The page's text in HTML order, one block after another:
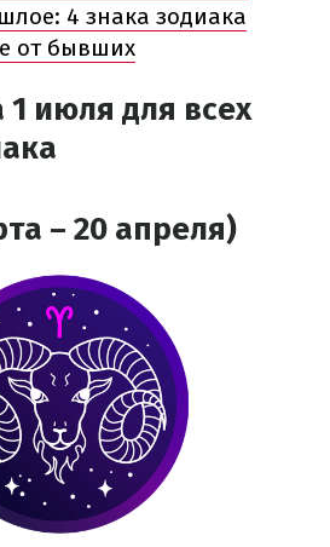
4 знака зодиака
от бывших
1 июля для всех
– 20 апреля)